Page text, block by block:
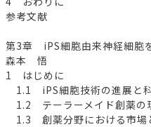
参考文献
第3章 iPS細胞由来神経細胞
森本 悟
1 はじめに
1.1 iPS細胞技術の進展と
1.2 テーラーメイド創薬の
1.3 創薬分野における市場